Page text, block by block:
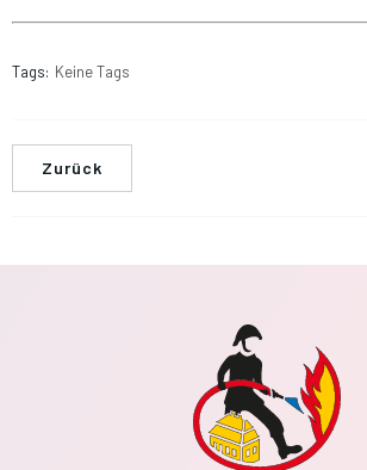
Tags: Keine Tags
Zurück